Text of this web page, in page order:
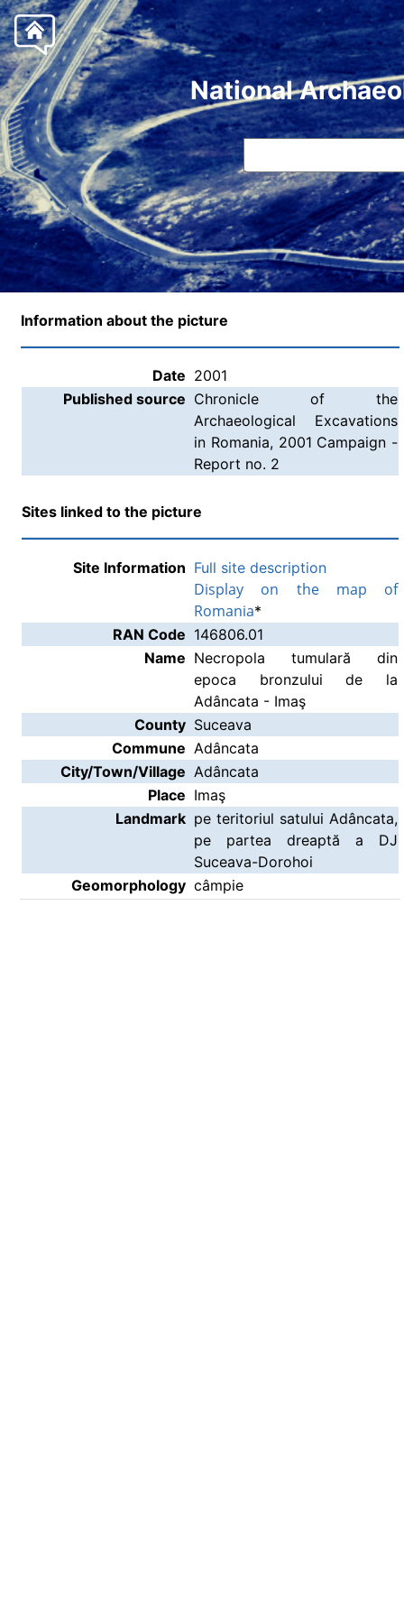
National
Information about the picture
Date 2001
Published source Chronicle of the
Archaeological Excavations
in Romania, 2001 Campaign -
Report no. 2
Sites linked to the picture
Site Information Full site description
Display on the map of
Romania*
RAN Code 146806.01
Name Necropola tumulară din
epoca bronzului de la
Adâncata - Imaş
County Suceava
Commune Adâncata
City/Town/Village Adâncata
Place Imaş
Landmark pe teritoriul satului Adâncata,
pe partea dreaptă a DJ
Suceava-Dorohoi
Geomorphology câmpie